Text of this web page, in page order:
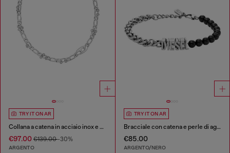
TRY IT ON AR
Collana a catena in acciaio inox e ottone
€97.00 €139.00-30%
ARGENTO
TRY IT ON AR
Bracciale con catena e perle di agata nera
€85.00
ARGENTO/NERO